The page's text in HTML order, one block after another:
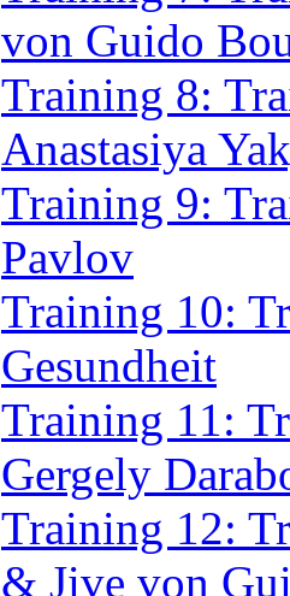
Anastasiya
Training 9:
Pavlov
Training 10:
Gesundheit
Training 11:
Gergely
Training 12:
& Jive von
Training 13:
Chacha von